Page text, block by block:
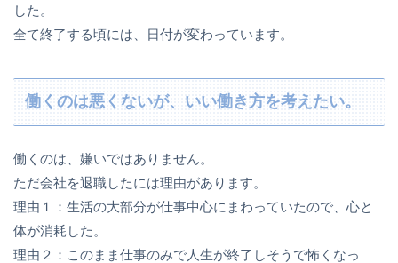
した。
全て終了する頃には、日付が変わっています。
働くのは悪くないが、いい働き方を考えたい。
働くのは、嫌いではありません。
ただ会社を退職したには理由があります。
理由１：生活の大部分が仕事中心にまわっていたので、心と
体が消耗した。
理由２：このまま仕事のみで人生が終了しそうで怖くなっ